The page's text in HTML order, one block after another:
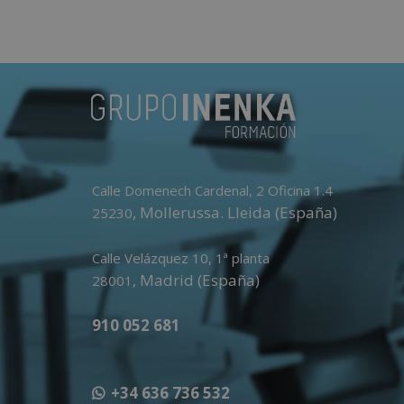
n
t
:
Calle Domenech Cardenal, 2 Oficina 1.4
25230, Mollerussa. Lleida (España)
Calle Velázquez 10, 1ª planta
28001 , Madrid (España)
910 052 681
+34 636 736 532